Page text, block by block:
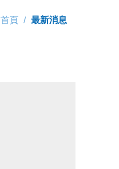
首頁 最新消息